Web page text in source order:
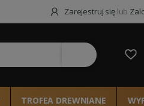
Zarejestruj się lub
TROFEA DREWNIANE